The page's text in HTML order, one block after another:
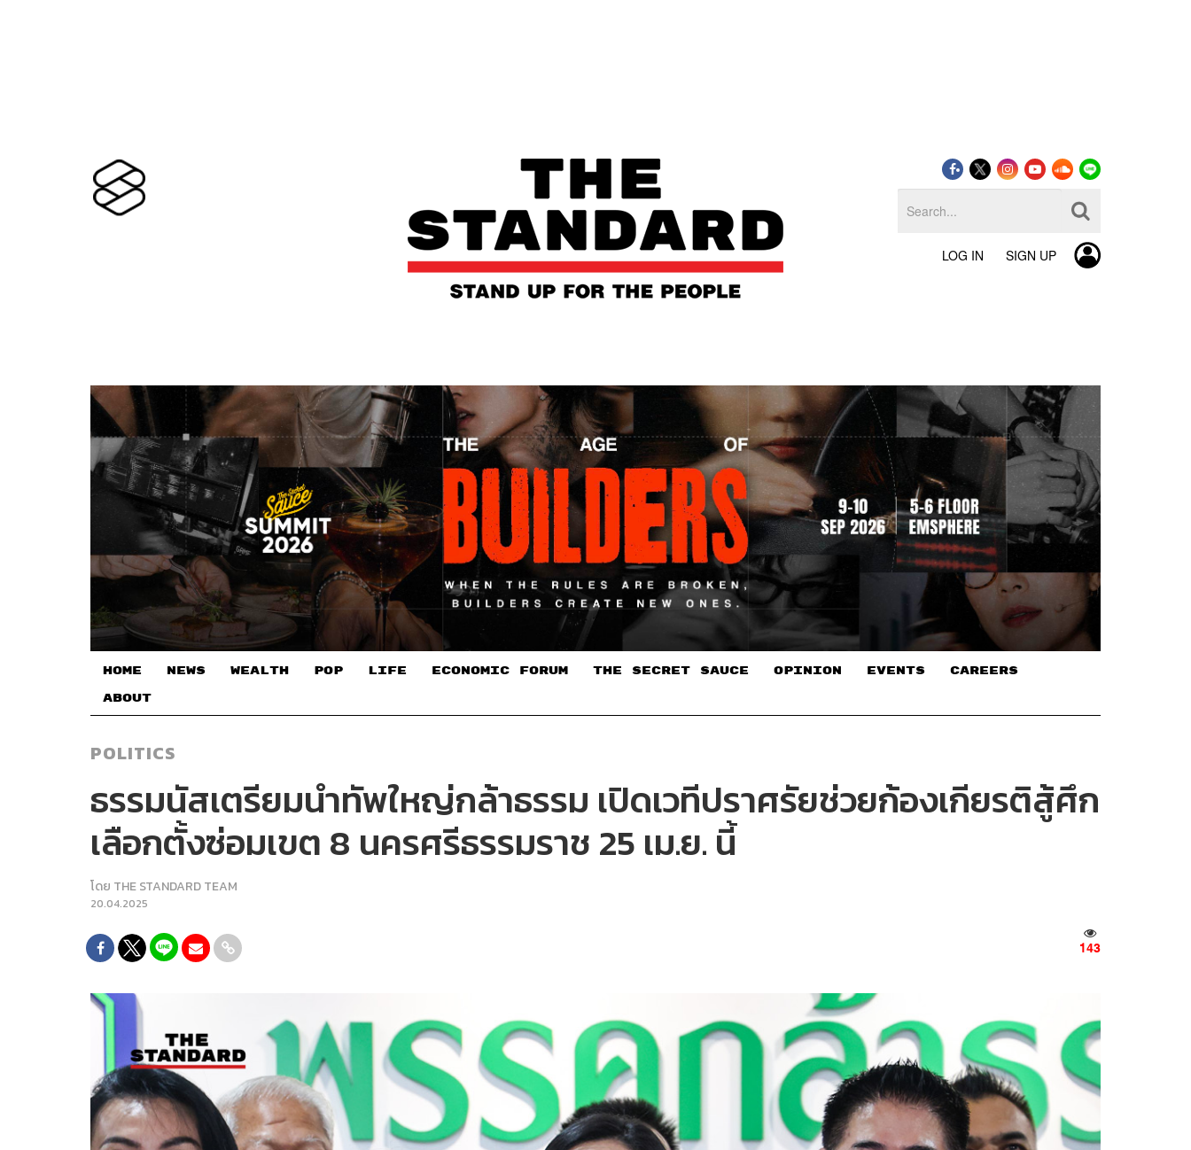
LOG IN SIGN UP
HOME NEWS WEALTH POP LIFE ECONOMIC FORUM THE SECRET SAUCE​ OPINION EVENTS CAREERS
ABOUT
POLITICS
ธรรมนัสเตรียมนำทัพใหญ่กล้าธรรม เปิดเวทีปราศรัยช่วยก้องเกียรติสู้ศึก
เลือกตั้งซ่อมเขต 8 นครศรีธรรมราช 25 เม.ย. นี้
โดย THE STANDARD TEAM
20.04.2025
143